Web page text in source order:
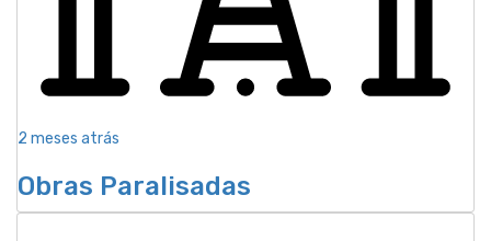
2 meses atrás
Obras Paralisadas